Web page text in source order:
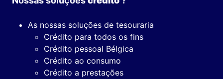
As nossas soluções de tesouraria
Crédito para todos os fins
Crédito pessoal Bélgica
Crédito ao consumo
Crédito a prestações